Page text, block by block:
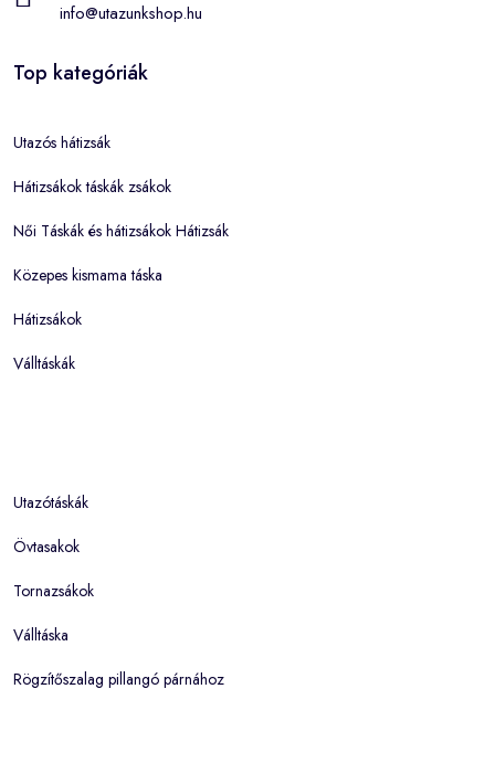
info@utazunkshop.hu
Top kategóriák
Utazós hátizsák
Hátizsákok táskák zsákok
Női Táskák és hátizsákok Hátizsák
Közepes kismama táska
Hátizsákok
Válltáskák
Utazótáskák
Övtasakok
Tornazsákok
Válltáska
Rögzítőszalag pillangó párnához